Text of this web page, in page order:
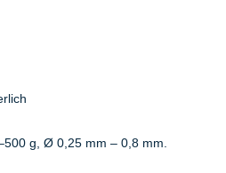
g, Ø 0,25 mm – 0,8 mm.